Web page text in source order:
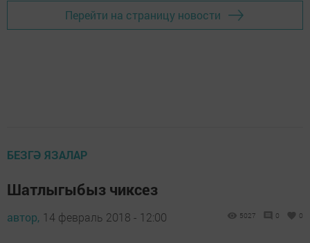
Перейти на страницу новости
БЕЗГӘ ЯЗАЛАР
Шатлыгыбыз чиксез
автор, 14 февраль 2018 - 12:00 5027 0 0